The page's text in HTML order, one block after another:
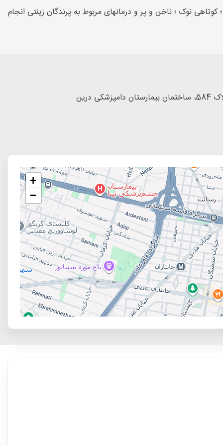
نوک ؛ ناخن و پر و درمانهای مربوط به پرندگان زینتی انجام
+
−